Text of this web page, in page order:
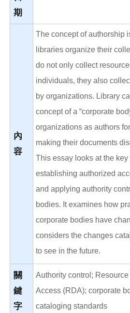
期
內
容
The concept of authorship
libraries organize their
do not only collect
individuals, they also
by organizations. Library
concept of a “corporate
organizations as authors
making their documents
This essay looks at the key
establishing authorized
and applying authority
bodies. It examines how
corporate bodies have
considers the changes
to see in the future.
關
鍵
字
Authority control;
Access (RDA); corporate
cataloging standards